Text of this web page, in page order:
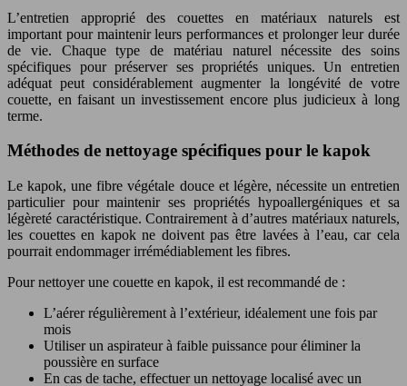
L’entretien approprié des couettes en matériaux naturels est
important pour maintenir leurs performances et prolonger leur durée
de vie. Chaque type de matériau naturel nécessite des soins
spécifiques pour préserver ses propriétés uniques. Un entretien
adéquat peut considérablement augmenter la longévité de votre
couette, en faisant un investissement encore plus judicieux à long
terme.
Méthodes de nettoyage spécifiques pour le kapok
Le kapok, une fibre végétale douce et légère, nécessite un entretien
particulier pour maintenir ses propriétés hypoallergéniques et sa
légèreté caractéristique. Contrairement à d’autres matériaux naturels,
les couettes en kapok ne doivent pas être lavées à l’eau, car cela
pourrait endommager irrémédiablement les fibres.
Pour nettoyer une couette en kapok, il est recommandé de :
L’aérer régulièrement à l’extérieur, idéalement une fois par
mois
Utiliser un aspirateur à faible puissance pour éliminer la
poussière en surface
En cas de tache, effectuer un nettoyage localisé avec un